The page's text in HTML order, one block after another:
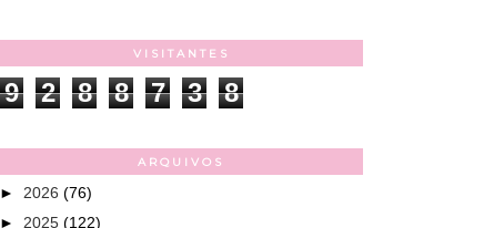
VISITANTES
9 2 8 8 7 3 8
ARQUIVOS
► 2026 (76)
► 2025 (122)